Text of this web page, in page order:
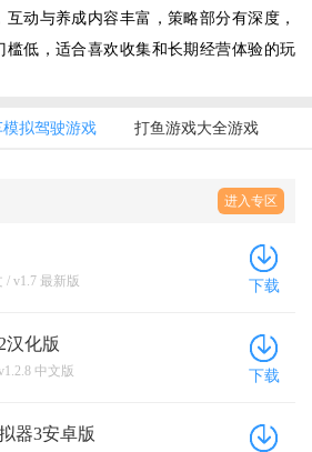
动与养成内容丰富，策略部分有深度，
槛低，适合喜欢收集和长期经营体验的玩
拟驾驶游戏 打鱼游戏大全游戏
进入专区
/ v1.7 最新版 下载
汉化版
中文版 下载
器3安卓版